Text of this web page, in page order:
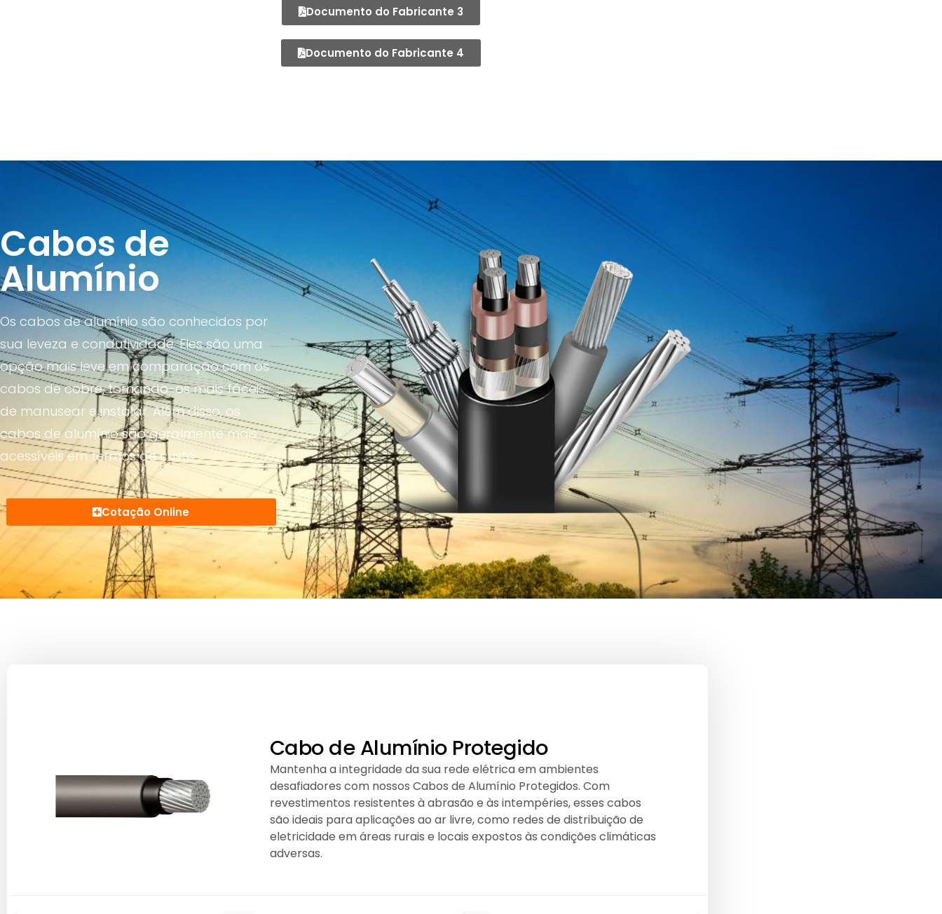
Documento do Fabricante 3
Documento do Fabricante 4
Cabos de
Alumínio
Os cabos de alumínio são conhecidos por
sua leveza e condutividade. Eles são uma
opção mais leve em comparação com os
cabos de cobre, tornando-os mais fáceis
de manusear e instalar. Além disso, os
cabos de alumínio são geralmente mais
acessíveis em termos de custo.
Cotação Online
Cabo de Alumínio Protegido
Mantenha a integridade da sua rede elétrica em ambientes
desafiadores com nossos Cabos de Alumínio Protegidos. Com
revestimentos resistentes à abrasão e às intempéries, esses cabos
são ideais para aplicações ao ar livre, como redes de distribuição de
eletricidade em áreas rurais e locais expostos às condições climáticas
adversas.